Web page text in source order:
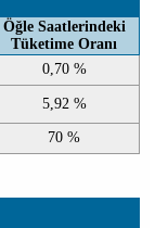
Öğle Saatlerindeki
Tüketime Oranı
0,70 %
5,92 %
70 %